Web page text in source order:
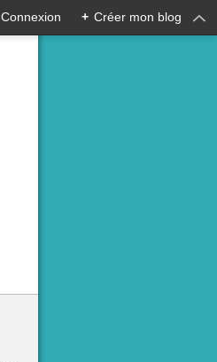
Connexion + Créer mon blog